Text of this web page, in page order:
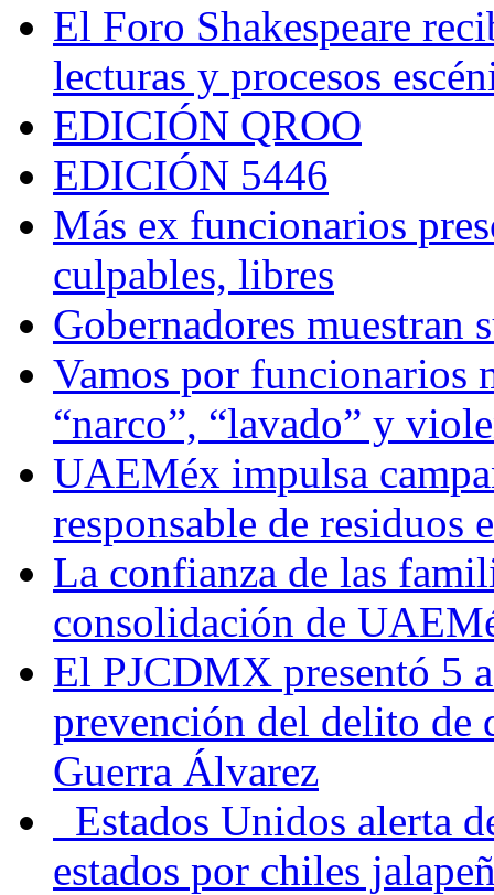
El Foro Shakespeare
lecturas y procesos
EDICIÓN QROO
EDICIÓN 5446
Más ex funcionarios
culpables, libres
Gobernadores muestran
Vamos por funcionarios
“narco”, “lavado” y
UAEMéx impulsa
responsable de residuos
La confianza de las
consolidación de
El PJCDMX presentó 5
prevención del delito de
Guerra Álvarez
Estados Unidos alerta
estados por chiles